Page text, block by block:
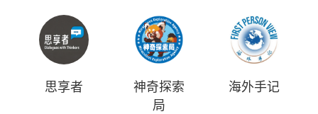
思享者
神奇探索
局
海外手记